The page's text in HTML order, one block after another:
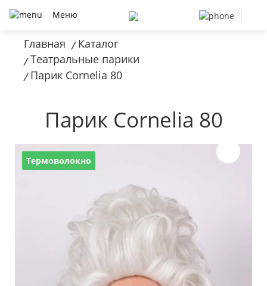
Меню
Главная / Каталог
/ Театральные парики
/ Парик Cornelia 80
Парик Cornelia 80
Термоволокно